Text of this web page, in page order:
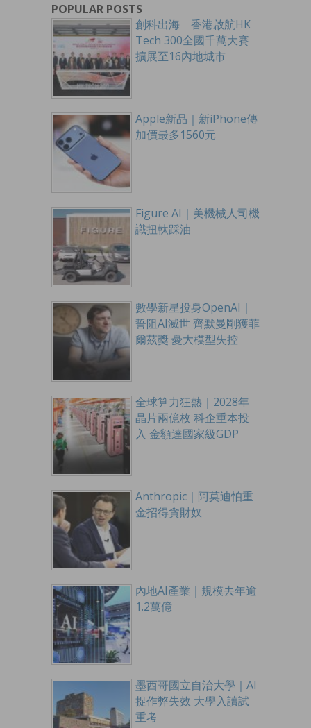
POPULAR POSTS
創科出海 香港啟航HK
Tech 300全國千萬大賽
擴展至16內地城市
Apple新品｜新iPhone傳
加價最多1560元
Figure AI｜美機械人司機
識扭軚踩油
數學新星投身OpenAI｜
誓阻AI滅世 齊默曼剛獲菲
爾茲獎 憂大模型失控
全球算力狂熱｜2028年
晶片兩億枚 科企重本投
入 金額達國家級GDP
Anthropic｜阿莫迪怕重
金招得貪財奴
內地AI產業｜規模去年逾
1.2萬億
墨西哥國立自治大學｜AI
捉作弊失效 大學入讀試
重考